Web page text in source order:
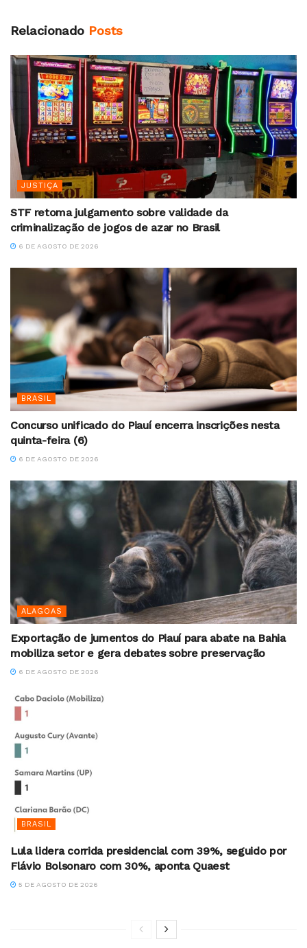
Relacionado Posts
JUSTIÇA
STF retoma julgamento sobre validade da
criminalização de jogos de azar no Brasil
6 DE AGOSTO DE 2026
BRASIL
Concurso unificado do Piauí encerra inscrições nesta
quinta-feira (6)
6 DE AGOSTO DE 2026
ALAGOAS
Exportação de jumentos do Piauí para abate na Bahia
mobiliza setor e gera debates sobre preservação
6 DE AGOSTO DE 2026
BRASIL
Lula lidera corrida presidencial com 39%, seguido por
Flávio Bolsonaro com 30%, aponta Quaest
5 DE AGOSTO DE 2026